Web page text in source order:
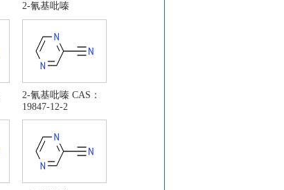
2-氰基吡嗪
2-氰基吡嗪 CAS：
19847-12-2